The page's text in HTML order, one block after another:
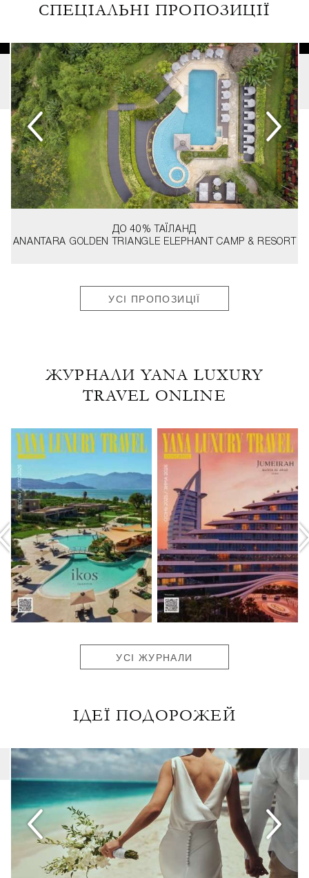
СПЕЦІАЛЬНІ ПРОПОЗИЦІЇ
ANANTARA GOLDEN TRIANGLE ELEPHANT CAMP & RESORT
ДО 40% ТАЇЛАНД
УСІ ПРОПОЗИЦІЇ
ЖУРНАЛИ YANA LUXURY
TRAVEL ONLINE
УСІ ЖУРНАЛИ
ІДЕЇ ПОДОРОЖЕЙ